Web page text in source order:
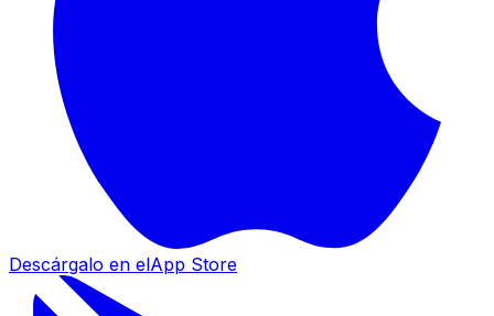
Descárgalo en elApp Store